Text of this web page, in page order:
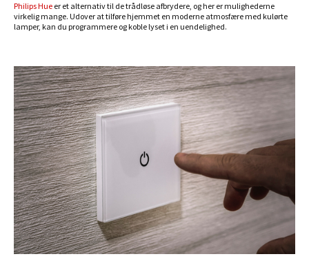
Philips Hue er et alternativ til de trådløse afbrydere, og her er mulighederne
virkelig mange. Udover at tilføre hjemmet en moderne atmosfære med kulørte
lamper, kan du programmere og koble lyset i en uendelighed.